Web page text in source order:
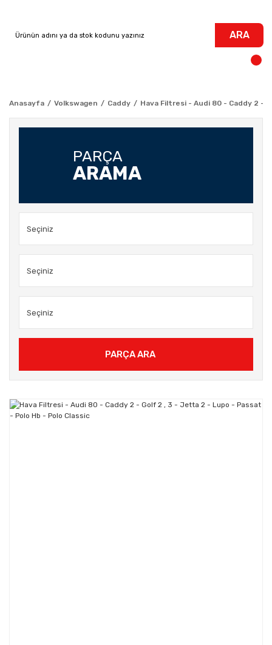
ARA
Anasayfa Volkswagen Caddy Hava Filtresi - Audi 80 - Caddy 2 -
PARÇA
ARAMA
PARÇA ARA